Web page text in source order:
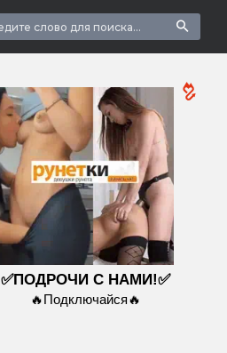
✅ПОДРОЧИ С НАМИ!✅
🔥Подключайся🔥